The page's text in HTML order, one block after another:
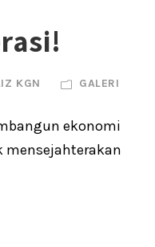
KGN GALERI
ekonomi
mensejahterakan